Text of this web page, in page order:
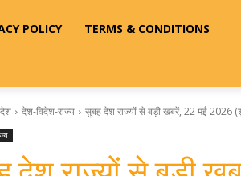
POLICY TERMS & CONDITIONS
देश देश-विदेश-राज्य सुबह देश राज्यों से बड़ी खबरें, 22 मई 2026